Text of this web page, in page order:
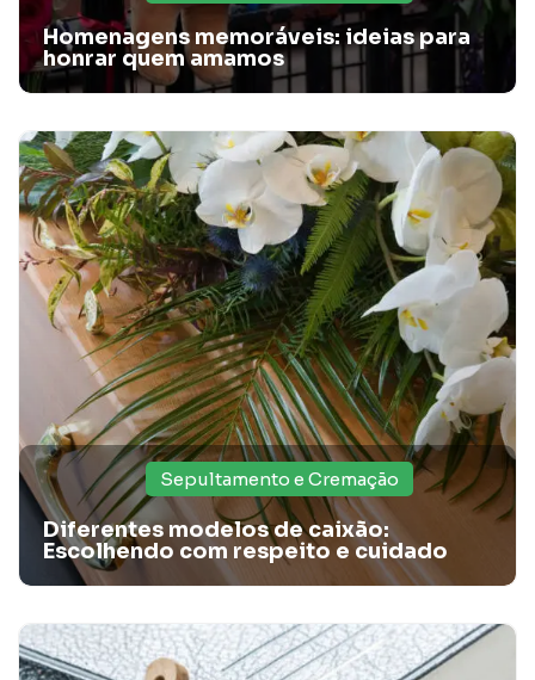
Veja qual é a diferença entre sepultamento e
Sabe qual é a diferença entre sepultamento e cremação? A
Santa Casa Card explica. Veja!
Homenagens memoráveis: ideias para
honrar quem amamos
Homenagens memoráveis: ideias para honrar
Quer homenagear um ente querido que se foi? Confira
ideias de homenagens memoráveis para quem amamos.
Saiba mais!
Sepultamento e Cremação
Diferentes modelos de caixão:
Escolhendo com respeito e cuidado